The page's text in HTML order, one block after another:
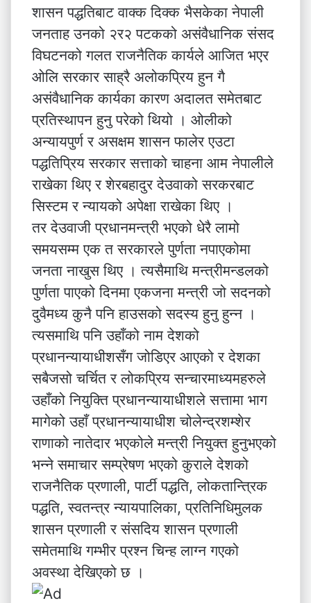
शासन पद्धतिबाट वाक्क दिक्क भैसकेका नेपाली
जनताह उनको २र२ पटकको असंवैधानिक संसद
विघटनको गलत राजनैतिक कार्यले आजित भएर
ओलि सरकार साह्रै अलोकप्रिय हुन गै
असंवैधानिक कार्यका कारण अदालत समेतबाट
प्रतिस्थापन हुनु परेको थियो । ओलीको
अन्यायपुर्ण र असक्षम शासन फालेर एउटा
पद्धतिप्रिय सरकार सत्ताको चाहना आम नेपालीले
राखेका थिए र शेरबहादुर देउवाको सरकरबाट
सिस्टम र न्यायको अपेक्षा राखेका थिए ।
तर देउवाजी प्रधानमन्त्री भएको धेरै लामो
समयसम्म एक त सरकारले पुर्णता नपाएकोमा
जनता नाखुस थिए । त्यसैमाथि मन्त्रीमन्डलको
पुर्णता पाएको दिनमा एकजना मन्त्री जो सदनको
दुवैमध्य कुनै पनि हाउसको सदस्य हुनु हुन्न ।
त्यसमाथि पनि उहाँको नाम देशको
प्रधानन्यायाधीशसँग जोडिएर आएको र देशका
सबैजसो चर्चित र लोकप्रिय सन्चारमाध्यमहरुले
उहाँको नियुक्ति प्रधानन्यायाधीशले सत्तामा भाग
मागेको उहाँ प्रधानन्यायाधीश चोलेन्द्रशम्शेर
राणाको नातेदार भएकोले मन्त्री नियुक्त हुनुभएको
भन्ने समाचार सम्प्रेषण भएको कुराले देशको
राजनैतिक प्रणाली, पार्टी पद्धति, लोकतान्त्रिक
पद्धति, स्वतन्त्र न्यायपालिका, प्रतिनिधिमुलक
शासन प्रणाली र संसदिय शासन प्रणाली
समेतमाथि गम्भीर प्रश्न चिन्ह लाग्न गएको
अवस्था देखिएको छ ।